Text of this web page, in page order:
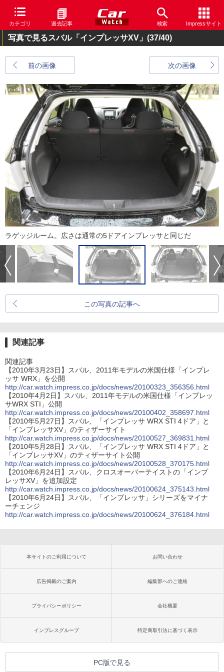
カテゴリ 過去記事 検索 Impressサイト
写真で見るスバル「インプレッサXV」 (37/40)
前の画像 次の画像
ラゲッジルーム。広さは通常の5ドアインプレッサと同じだ
この写真の記事へ
関連記事
関連記事
【2010年3月23日】スバル、2011年モデルの米国仕様「インプレ
ッサ WRX」を公開
http://car.watch.impress.co.jp/docs/news/20100323_356356.html
【2010年4月2日】スバル、2011年モデルの米国仕様「インプレッ
サWRX STI」公開
http://car.watch.impress.co.jp/docs/news/20100402_358697.html
【2010年5月27日】スバル、「インプレッサ WRX STI 4ドア」と
「インプレッサXV」のティザーサイト
http://car.watch.impress.co.jp/docs/news/20100527_369831.html
【2010年5月28日】スバル、「インプレッサ WRX STI 4ドア」と
「インプレッサXV」のティザーサイト公開
http://car.watch.impress.co.jp/docs/news/20100528_370175.html
【2010年6月24日】スバル、クロスオーバーテイストの「インプ
レッサXV」を追加設定
http://car.watch.impress.co.jp/docs/news/20100624_375143.html
【2010年6月24日】スバル、「インプレッサ」シリーズをマイナ
ーチェンジ
http://car.watch.impress.co.jp/docs/news/20100624_376184.html
本サイトのご利用について お問い合わせ
広告掲載のご案内 編集部へのご連絡
プライバシーポリシー 会社概要
インプレスグループ 特定商取引法に基づく表示
PC版で見る